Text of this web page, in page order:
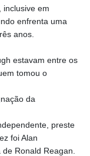
ISK 123.469731
JEP 0.742819
JMD 158.474679
JPY 158.299704
KES 129.359593
KHR
KMF 426.999942
KRW
1422.689712
inclusive em
enfrenta uma
anos.
estavam entre os
tomou o
da
preste
foi Alan
Ronald Reagan.